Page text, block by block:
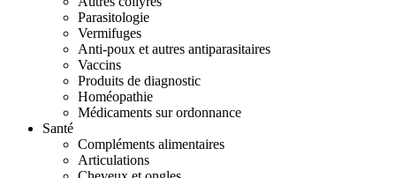
Parasitologie
Vermifuges
Anti-poux et autres antiparasitaires
Vaccins
Produits de diagnostic
Homéopathie
Médicaments sur ordonnance
Santé
Compléments alimentaires
Articulations